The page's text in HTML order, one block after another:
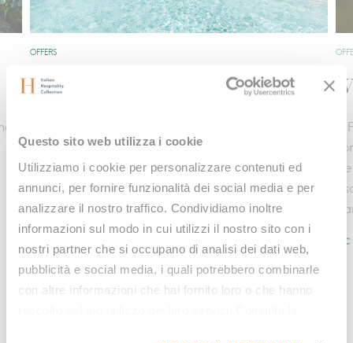
Questo sito web utilizza i cookie
Utilizziamo i cookie per personalizzare contenuti ed
annunci, per fornire funzionalità dei social media e per
analizzare il nostro traffico. Condividiamo inoltre
informazioni sul modo in cui utilizzi il nostro sito con i
nostri partner che si occupano di analisi dei dati web,
pubblicità e social media, i quali potrebbero combinarle
con altre informazioni che hai fornito loro o che hanno
OFFERS
Wellness in calendario
completa libertà. Qui il benessere è un percorso in
tre dimensioni che attraversano tutto l’anno per
riscoprire equilibrio e tranquillità, ridurre lo stress e
dare qualità alla vita quotidiana.